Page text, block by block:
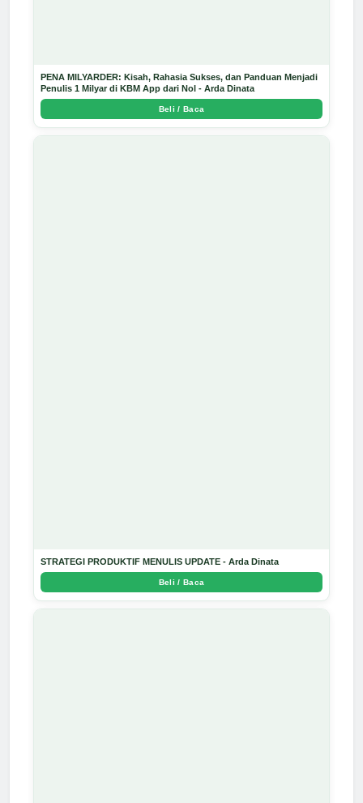
PENA MILYARDER: Kisah, Rahasia Sukses, dan Panduan Menjadi
Penulis 1 Milyar di KBM App dari Nol - Arda Dinata
Beli / Baca
STRATEGI PRODUKTIF MENULIS UPDATE - Arda Dinata
Beli / Baca